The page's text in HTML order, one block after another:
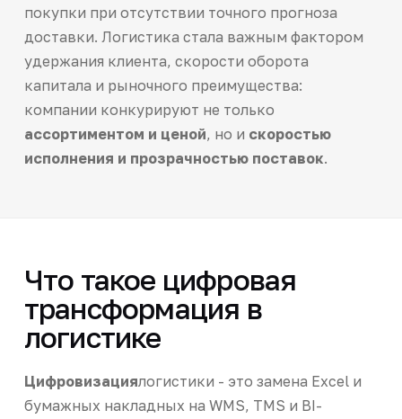
покупки при отсутствии точного прогноза
доставки. Логистика стала важным фактором
удержания клиента, скорости оборота
капитала и рыночного преимущества:
компании конкурируют не только
ассортиментом и ценой, но и скоростью
исполнения и прозрачностью поставок.
Что такое цифровая
трансформация в
логистике
Цифровизациялогистики - это замена Excel и
бумажных накладных на WMS, TMS и BI-